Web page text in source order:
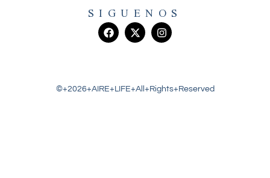
SIGUENOS
©+2026+AIRE+LIFE+All+Rights+Reserved